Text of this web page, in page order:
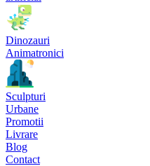
Dinozauri
Animatronici
Sculpturi
Urbane
Promotii
Livrare
Blog
Contact